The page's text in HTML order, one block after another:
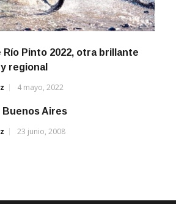
Río Pinto 2022, otra brillante
regional
4 mayo, 2022
Buenos Aires
23 junio, 2008